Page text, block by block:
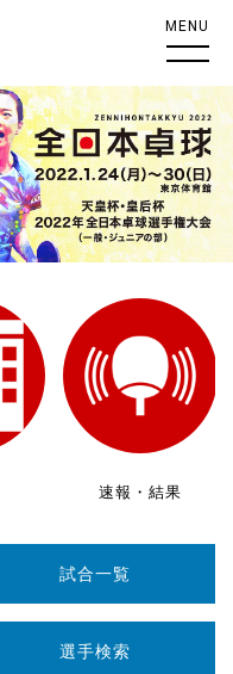
MENU
速報・結果
試合一覧
選手検索